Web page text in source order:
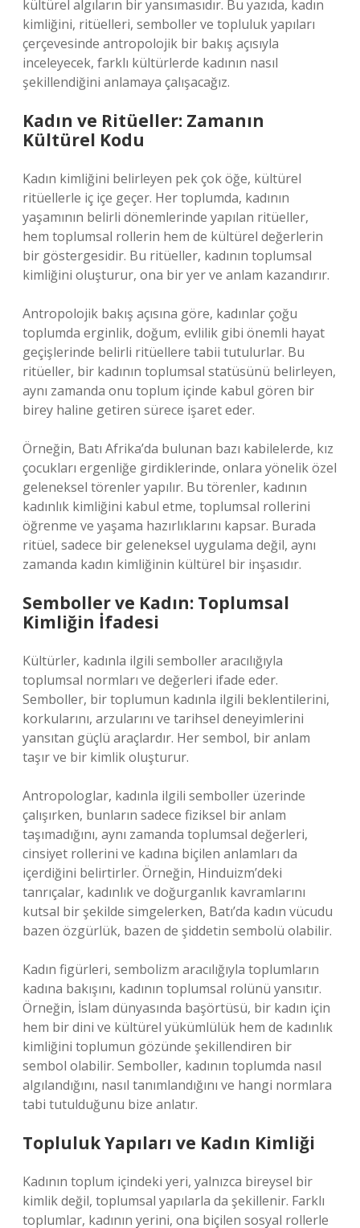
kültürel algıların bir yansımasıdır. Bu yazıda, kadın
kimliğini, ritüelleri, semboller ve topluluk yapıları
çerçevesinde antropolojik bir bakış açısıyla
inceleyecek, farklı kültürlerde kadının nasıl
şekillendiğini anlamaya çalışacağız.
Kadın ve Ritüeller: Zamanın
Kültürel Kodu
Kadın kimliğini belirleyen pek çok öğe, kültürel
ritüellerle iç içe geçer. Her toplumda, kadının
yaşamının belirli dönemlerinde yapılan ritüeller,
hem toplumsal rollerin hem de kültürel değerlerin
bir göstergesidir. Bu ritüeller, kadının toplumsal
kimliğini oluşturur, ona bir yer ve anlam kazandırır.
Antropolojik bakış açısına göre, kadınlar çoğu
toplumda erginlik, doğum, evlilik gibi önemli hayat
geçişlerinde belirli ritüellere tabii tutulurlar. Bu
ritüeller, bir kadının toplumsal statüsünü belirleyen,
aynı zamanda onu toplum içinde kabul gören bir
birey haline getiren sürece işaret eder.
Örneğin, Batı Afrika’da bulunan bazı kabilelerde, kız
çocukları ergenliğe girdiklerinde, onlara yönelik özel
geleneksel törenler yapılır. Bu törenler, kadının
kadınlık kimliğini kabul etme, toplumsal rollerini
öğrenme ve yaşama hazırlıklarını kapsar. Burada
ritüel, sadece bir geleneksel uygulama değil, aynı
zamanda kadın kimliğinin kültürel bir inşasıdır.
Semboller ve Kadın: Toplumsal
Kimliğin İfadesi
Kültürler, kadınla ilgili semboller aracılığıyla
toplumsal normları ve değerleri ifade eder.
Semboller, bir toplumun kadınla ilgili beklentilerini,
korkularını, arzularını ve tarihsel deneyimlerini
yansıtan güçlü araçlardır. Her sembol, bir anlam
taşır ve bir kimlik oluşturur.
Antropologlar, kadınla ilgili semboller üzerinde
çalışırken, bunların sadece fiziksel bir anlam
taşımadığını, aynı zamanda toplumsal değerleri,
cinsiyet rollerini ve kadına biçilen anlamları da
içerdiğini belirtirler. Örneğin, Hinduizm’deki
tanrıçalar, kadınlık ve doğurganlık kavramlarını
kutsal bir şekilde simgelerken, Batı’da kadın vücudu
bazen özgürlük, bazen de şiddetin sembolü olabilir.
Kadın figürleri, sembolizm aracılığıyla toplumların
kadına bakışını, kadının toplumsal rolünü yansıtır.
Örneğin, İslam dünyasında başörtüsü, bir kadın için
hem bir dini ve kültürel yükümlülük hem de kadınlık
kimliğini toplumun gözünde şekillendiren bir
sembol olabilir. Semboller, kadının toplumda nasıl
algılandığını, nasıl tanımlandığını ve hangi normlara
tabi tutulduğunu bize anlatır.
Topluluk Yapıları ve Kadın Kimliği
Kadının toplum içindeki yeri, yalnızca bireysel bir
kimlik değil, toplumsal yapılarla da şekillenir. Farklı
toplumlar, kadının yerini, ona biçilen sosyal rollerle